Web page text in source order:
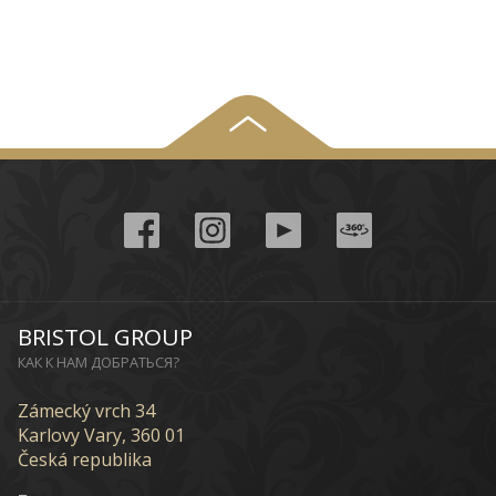
BRISTOL GROUP
КАК К НАМ ДОБРАТЬСЯ?
Zámecký vrch 34
Karlovy Vary, 360 01
Česká republika